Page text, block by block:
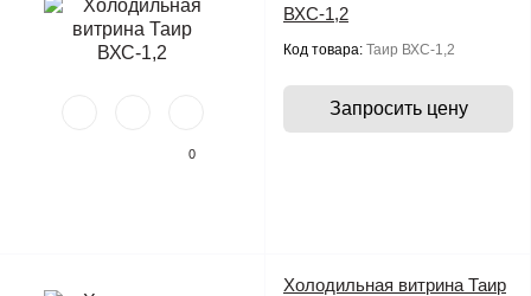
0
ВХС-1,2
Код товара: Таир ВХС-1,2
Запросить цену
Холодильная витрина Таир